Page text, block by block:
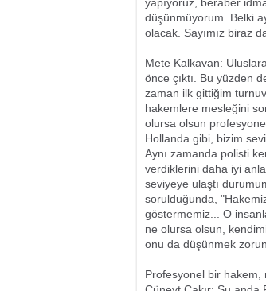
düşünmüyorum. Belki
olacak. Sayımız biraz
Mete Kalkavan:
önce çıktı. Bu yüzden
zaman ilk gittiğim
hakemlere mesleğini
olursa olsun
Hollanda gibi, bizim
Aynı zamanda polisti
verdiklerini daha iyi
seviyeye ulaştı
sorulduğunda,
göstermemiz... O
ne olursa olsun,
onu da düşünmek
Profesyonel bir hakem,